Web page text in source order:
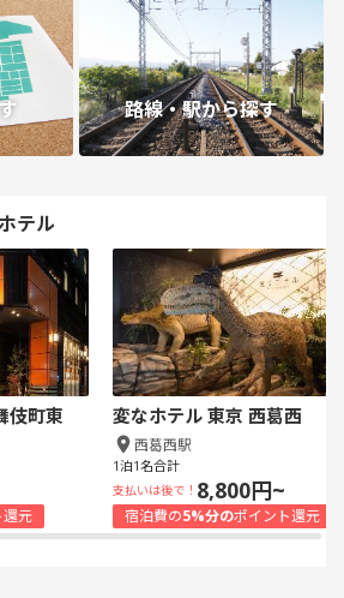
路線・駅から探す
テル
伎町東
還元
変なホテル 東京 西葛西
西葛西駅
1泊1名合計
支払いは後で！ 8,800円~
宿泊費の5%分のポイント還元